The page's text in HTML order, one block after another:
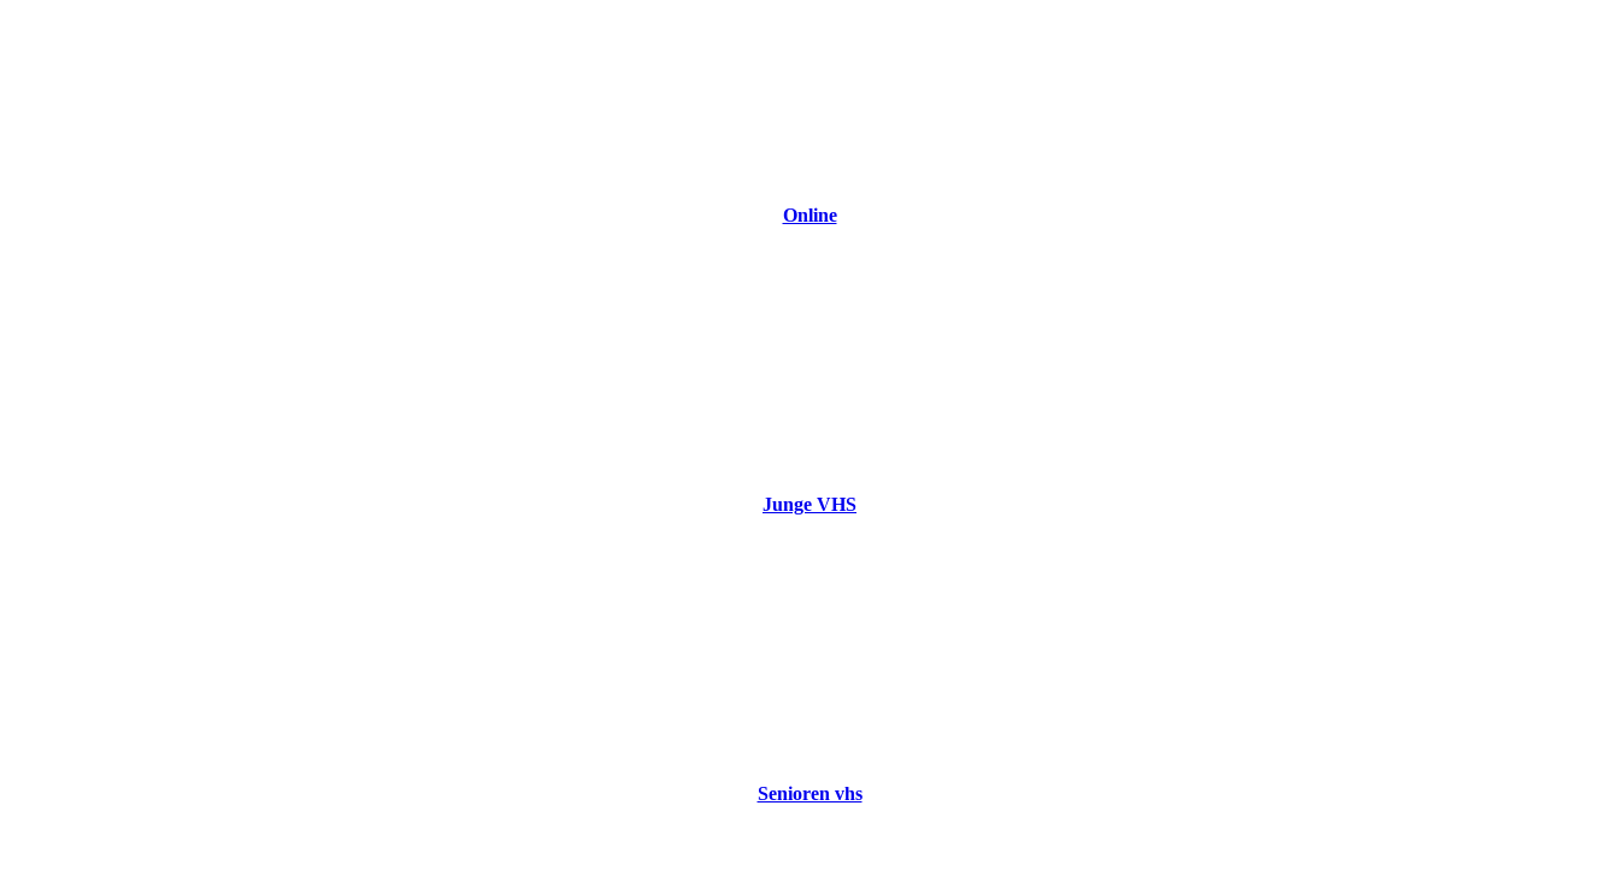
Online
Junge VHS
Senioren vhs